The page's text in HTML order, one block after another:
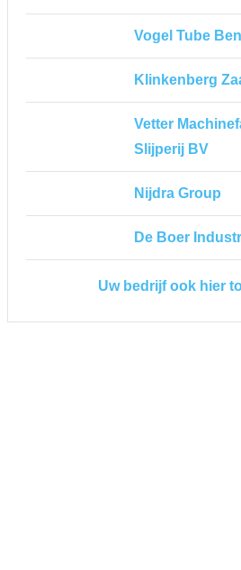
Vogel Tube
Klinkenberg
Vetter
Slijperij BV
Nijdra Group
De Boer
Uw bedrijf ook hier